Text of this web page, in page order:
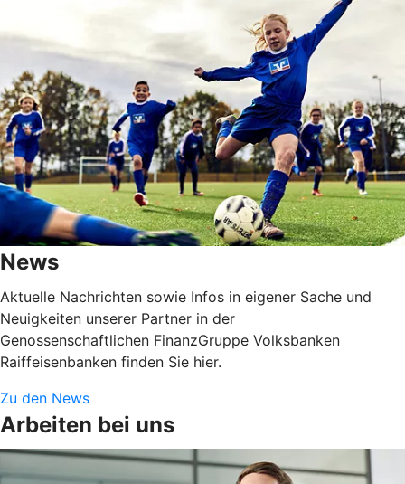
News
Aktuelle Nachrichten sowie Infos in eigener Sache und
Neuigkeiten unserer Partner in der
Genossenschaftlichen FinanzGruppe Volksbanken
Raiffeisenbanken finden Sie hier.
Zu den News
Arbeiten bei uns